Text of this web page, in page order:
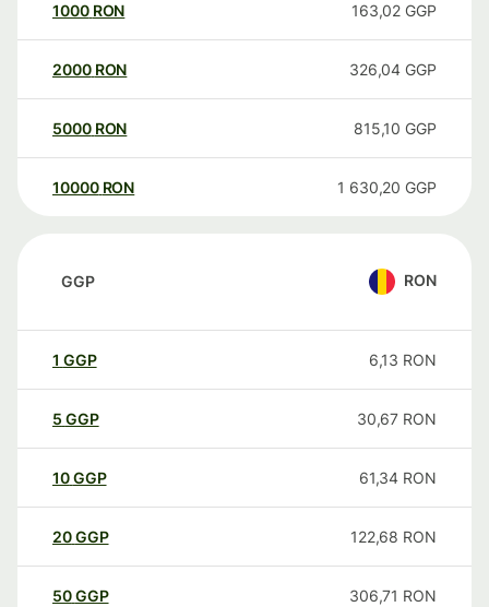
1000 RON 163,02 GGP
2000 RON 326,04 GGP
5000 RON 815,10 GGP
10000 RON 1 630,20 GGP
GGP RON
1 GGP 6,13 RON
5 GGP 30,67 RON
10GGP 61,34 RON
20GGP 122,68 RON
50GGP 306,71 RON